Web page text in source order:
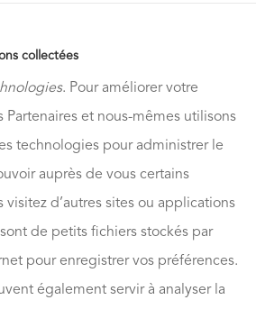
collectées
. Pour améliorer votre
Partenaires et nous-mêmes utilisons
technologies pour administrer le
auprès de vous certains
d’autres sites ou applications
de petits fichiers stockés par
pour enregistrer vos préférences.
également servir à analyser la